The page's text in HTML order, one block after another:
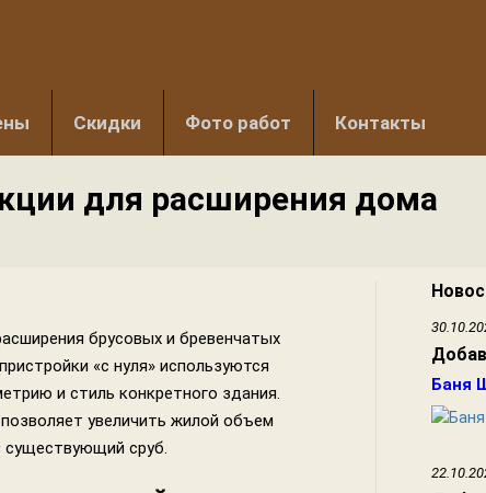
Скидки Фото работ Контакты
для расширения дома
брусовых и бревенчатых
«с нуля» используются
и стиль конкретного здания.
увеличить жилой объем
существующий сруб.
Баня